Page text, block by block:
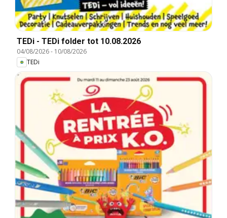
TEDi - TEDi folder tot 10.08.2026
04/08/2026- 10/08/2026
TEDi